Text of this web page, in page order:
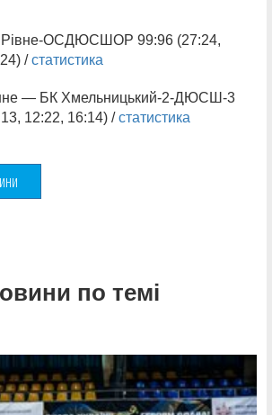
ОСДЮСШОР 99:96 (27:24,
/статистика
— БК Хмельницький-2-ДЮСШ-3
12:22, 16:14) /статистика
по темі